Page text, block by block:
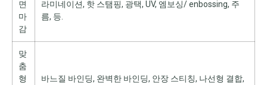
면
마
감
라미네이션, 핫 스탬핑, 광택, UV, 엠보싱/ enbossing, 주
름, 등.
맞
춤
형
바느질 바인딩, 완벽한 바인딩, 안장 스티칭, 나선형 결합,